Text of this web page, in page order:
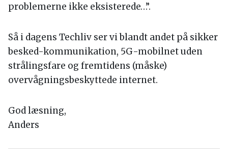
problemerne ikke eksisterede…”.
Så i dagens Techliv ser vi blandt andet på sikker
besked-kommunikation, 5G-mobilnet uden
strålingsfare og fremtidens (måske)
overvågningsbeskyttede internet.
God læsning,
Anders